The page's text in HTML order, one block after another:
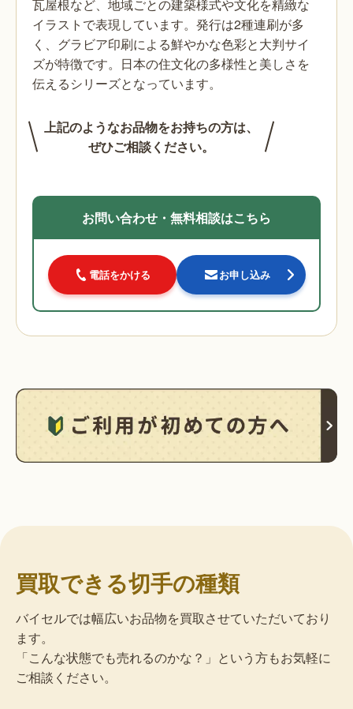
瓦屋根など、地域ごとの建築様式や文化を精緻な
イラストで表現しています。発行は2種連刷が多
く、グラビア印刷による鮮やかな色彩と大判サイ
ズが特徴です。日本の住文化の多様性と美しさを
伝えるシリーズとなっています。
上記のようなお品物をお持ちの方は、
ぜひご相談ください。
お問い合わせ・無料相談はこちら
電話をかける お申し込み
買取できる切手の種類
バイセルでは幅広いお品物を買取させていただいており
ます。
「こんな状態でも売れるのかな？」という方もお気軽に
ご相談ください。